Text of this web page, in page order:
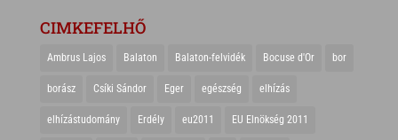
CIMKEFELHŐ
Ambrus Lajos Balaton Balaton-felvidék Bocuse d'Or bor
borász Csíki Sándor Eger egészség elhízás
elhízástudomány Erdély eu2011 EU Elnökség 2011